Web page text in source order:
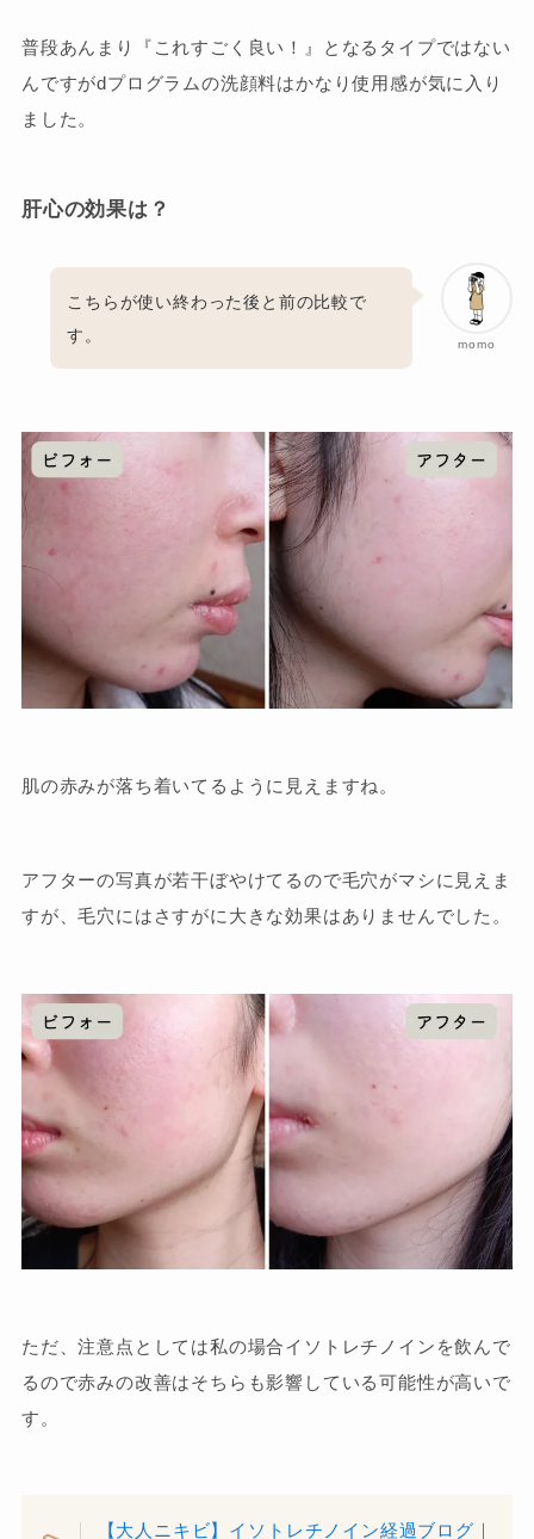
普段あんまり『これすごく良い！』となるタイプではない
んですがdプログラムの洗顔料はかなり使用感が気に入り
ました。
肝心の効果は？
momo
こちらが使い終わった後と前の比較で
す。
肌の赤みが落ち着いてるように見えますね。
アフターの写真が若干ぼやけてるので毛穴がマシに見えま
すが、毛穴にはさすがに大きな効果はありませんでした。
ただ、注意点としては私の場合イソトレチノインを飲んで
るので赤みの改善はそちらも影響している可能性が高いで
す。
【大人ニキビ】イソトレチノイン経過ブログ｜